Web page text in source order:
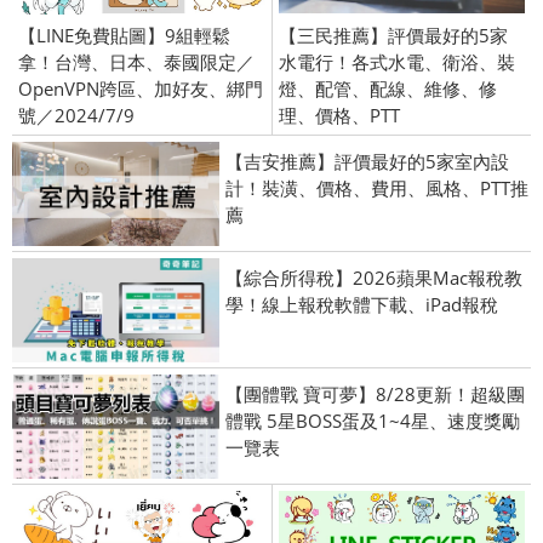
【LINE免費貼圖】9組輕鬆
拿！台灣、日本、泰國限定／
OpenVPN跨區、加好友、綁門
號／2024/7/9
【三民推薦】評價最好的5家
水電行！各式水電、衛浴、裝
燈、配管、配線、維修、修
理、價格、PTT
【吉安推薦】評價最好的5家室內設
計！裝潢、價格、費用、風格、PTT推
薦
【綜合所得稅】2026蘋果Mac報稅教
學！線上報稅軟體下載、iPad報稅
【團體戰 寶可夢】8/28更新！超級團
體戰 5星BOSS蛋及1~4星、速度獎勵
一覽表